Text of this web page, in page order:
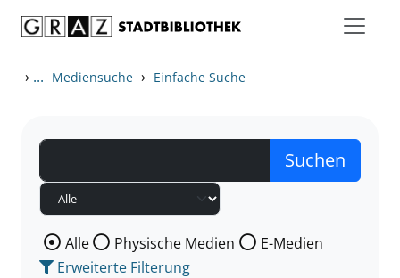
› ... Mediensuche › Einfache Suche
Wählen Sie die Medienart nach der Sie suchen wollen.
Alle Physische Medien
E-Medien
Erweiterte Filterung